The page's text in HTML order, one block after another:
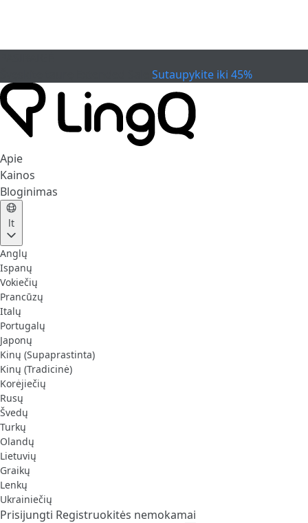
Sutaupykite iki 45%
Apie
Kainos
Bloginimas
lt
Anglų
Ispanų
Vokiečių
Prancūzų
Italų
Portugalų
Japonų
Kinų (Supaprastinta)
Kinų (Tradicinė)
Korėjiečių
Rusų
Švedų
Turkų
Olandų
Lietuvių
Graikų
Lenkų
Ukrainiečių
Prisijungti Registruokitės nemokamai